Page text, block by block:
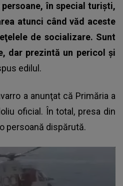
în special turişti,
atunci când văd aceste
de socializare. Sunt
dar prezintă un pericol şi
edilul.
a anunţat că Primăria a
oficial. În total, presa din
persoană dispărută.